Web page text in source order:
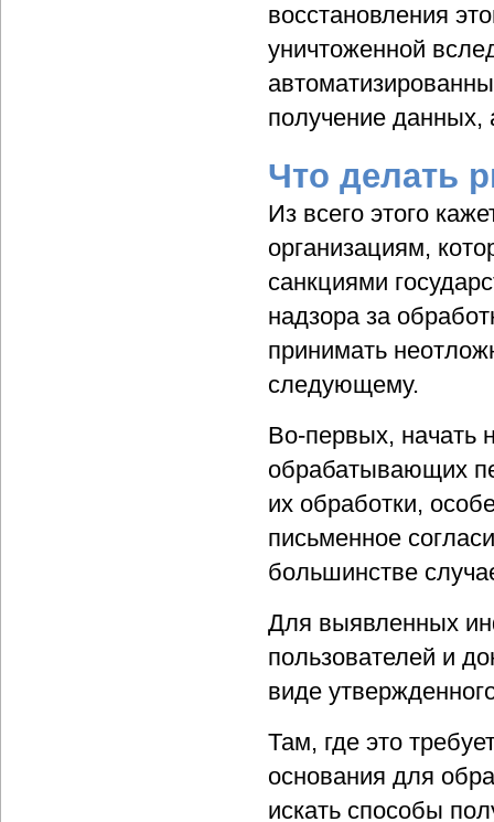
восстановления
уничтоженной
получение данных,
Что делать
Из всего этого
организациям,
санкциями
надзора за
принимать
следующему.
Во-первых, начать
обрабатывающих
их обработки,
письменное
большинстве
Для выявленных
пользователей и
виде
Там, где это
основания для
искать способы